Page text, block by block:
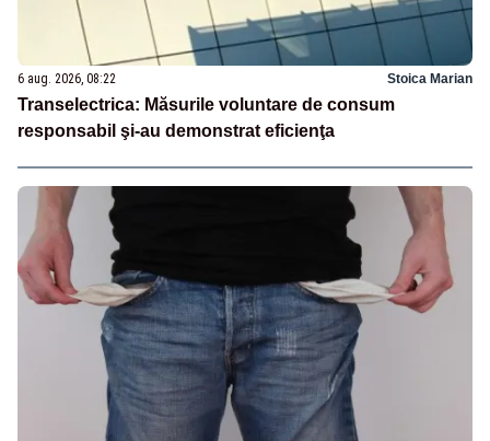
6 aug. 2026, 08:22 Stoica Marian
Transelectrica: Măsurile voluntare de consum
responsabil şi-au demonstrat eficienţa